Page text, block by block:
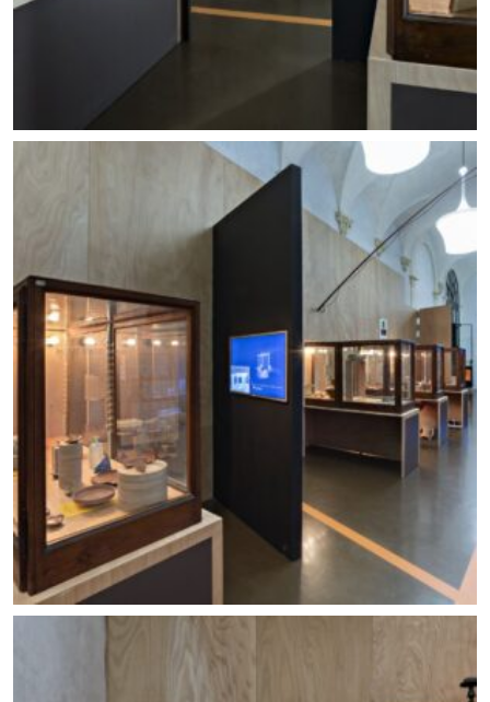
Allestimento mostra Lo scavo in piazza. Foto ©
Carlo Vannini